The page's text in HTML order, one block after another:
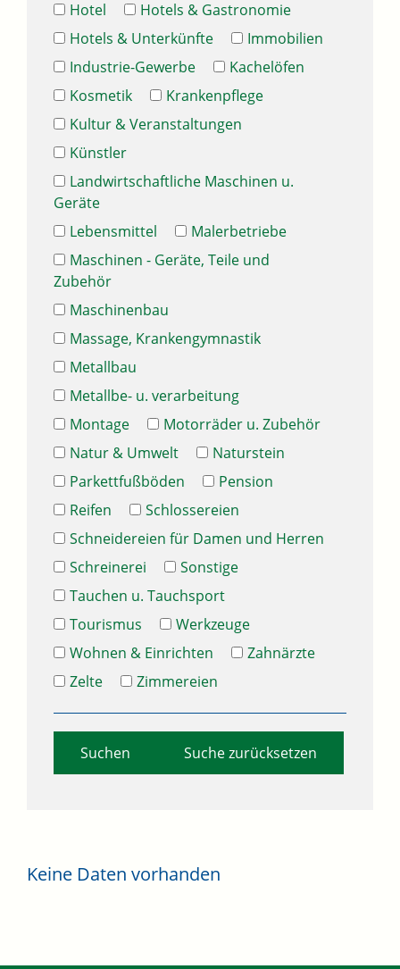
Hotel
Hotels & Gastronomie
Hotels & Unterkünfte
Immobilien
Industrie-Gewerbe
Kachelöfen
Kosmetik
Krankenpflege
Kultur & Veranstaltungen
Künstler
Landwirtschaftliche Maschinen u.
Geräte
Lebensmittel
Malerbetriebe
Maschinen - Geräte, Teile und
Zubehör
Maschinenbau
Massage, Krankengymnastik
Metallbau
Metallbe- u. verarbeitung
Montage
Motorräder u. Zubehör
Natur & Umwelt
Naturstein
Parkettfußböden
Pension
Reifen
Schlossereien
Schneidereien für Damen und Herren
Schreinerei
Sonstige
Tauchen u. Tauchsport
Tourismus
Werkzeuge
Wohnen & Einrichten
Zahnärzte
Zelte
Zimmereien
Suche zurücksetzen
Keine Daten vorhanden